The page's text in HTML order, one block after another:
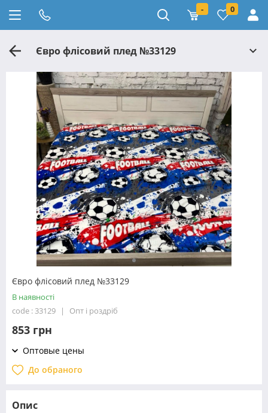
- 0
Євро флісовий плед №33129
Євро флісовий плед №33129
В наявності
code : 33129
Опт і роздріб
853 грн
Оптовые цены
До обраного
Опис